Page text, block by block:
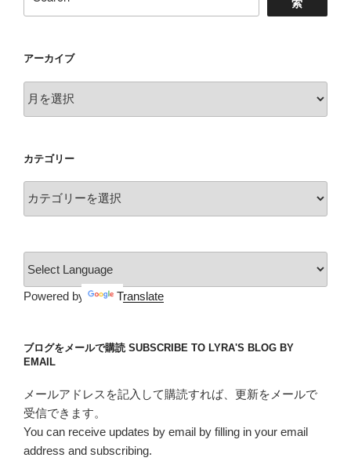
索
アーカイブ
ー
ブ
カテゴリー
テ
ー
Powered by Translate
ブログをメールで購読 SUBSCRIBE TO LYRA'S BLOG BY
EMAIL
メールアドレスを記入して購読すれば、更新をメールで
受信できます。
You can receive updates by email by filling in your email
address and subscribing.